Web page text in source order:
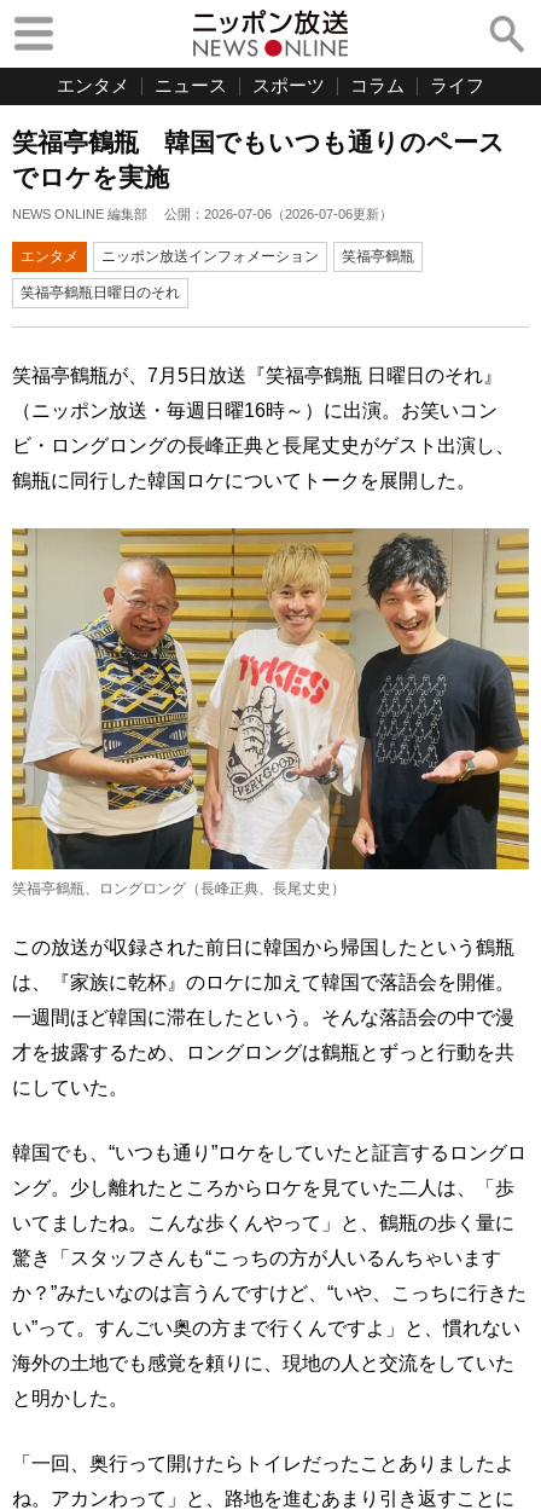
エンタメ ニュース スポーツ コラム ライフ
笑福亭鶴瓶 韓国でもいつも通りのペース
でロケを実施
NEWS ONLINE 編集部 公開： 2026-07-06 （2026-07-06更新）
エンタメ ニッポン放送インフォメーション 笑福亭鶴瓶
笑福亭鶴瓶日曜日のそれ
笑福亭鶴瓶が、7月5日放送『笑福亭鶴瓶 日曜日のそれ』
（ニッポン放送・毎週日曜16時～）に出演。お笑いコン
ビ・ロングロングの長峰正典と長尾丈史がゲスト出演し、
鶴瓶に同行した韓国ロケについてトークを展開した。
笑福亭鶴瓶、ロングロング（長峰正典、長尾丈史）
この放送が収録された前日に韓国から帰国したという鶴瓶
は、『家族に乾杯』のロケに加えて韓国で落語会を開催。
一週間ほど韓国に滞在したという。そんな落語会の中で漫
才を披露するため、ロングロングは鶴瓶とずっと行動を共
にしていた。
韓国でも、“いつも通り”ロケをしていたと証言するロングロ
ング。少し離れたところからロケを見ていた二人は、「歩
いてましたね。こんな歩くんやって」と、鶴瓶の歩く量に
驚き「スタッフさんも“こっちの方が人いるんちゃいます
か？”みたいなのは言うんですけど、“いや、こっちに行きた
い”って。すんごい奥の方まで行くんですよ」と、慣れない
海外の土地でも感覚を頼りに、現地の人と交流をしていた
と明かした。
「一回、奥行って開けたらトイレだったことありましたよ
ね。アカンわって」と、路地を進むあまり引き返すことに